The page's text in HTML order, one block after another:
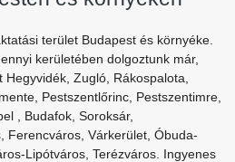
terület Budapest és környéke.
kerületében dolgoztunk már,
Zugló, Rákospalota,
Pestszentlőrinc, Pestszentimre,
, Budafok, Soroksár,
Ferencváros, Várkerület, Óbuda-
Lipótváros, Terézváros. Ingyenes